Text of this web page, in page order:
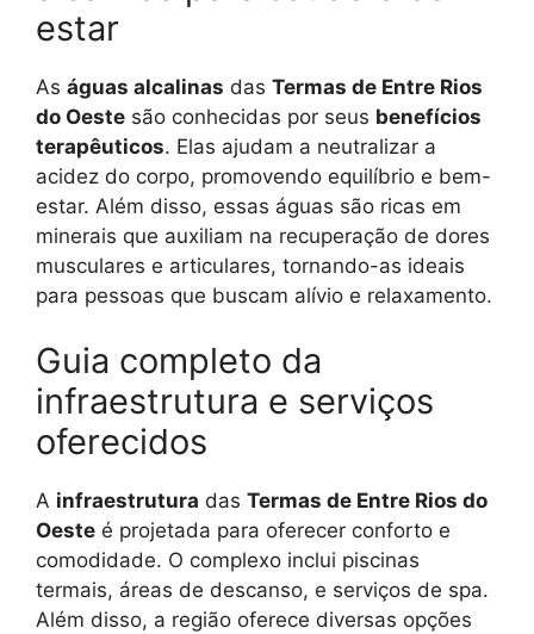
estar
As águas alcalinas das Termas de Entre Rios
do Oeste são conhecidas por seus benefícios
terapêuticos. Elas ajudam a neutralizar a
acidez do corpo, promovendo equilíbrio e bem-
estar. Além disso, essas águas são ricas em
minerais que auxiliam na recuperação de dores
musculares e articulares, tornando-as ideais
para pessoas que buscam alívio e relaxamento.
Guia completo da
infraestrutura e serviços
oferecidos
A infraestrutura das Termas de Entre Rios do
Oeste é projetada para oferecer conforto e
comodidade. O complexo inclui piscinas
termais, áreas de descanso, e serviços de spa.
Além disso, a região oferece diversas opções